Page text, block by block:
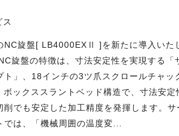
NC旋盤[ LB4000EXⅡ ]を新たに導入いた
旋盤の特徴は、寸法安定性を実現する「
ト」、18インチの3ツ爪スクロールチャッ
ックススラントベッド構造で、寸法安定
削でも安定した加工精度を発揮します。サ
では、「機械周囲の温度変...